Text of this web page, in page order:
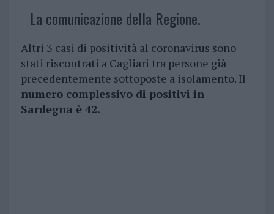
La comunicazione della Regione.
Altri 3 casi di positività al coronavirus sono
stati riscontrati a Cagliari tra persone già
precedentemente sottoposte a isolamento. Il
numero complessivo di positivi in
Sardegna è 42.